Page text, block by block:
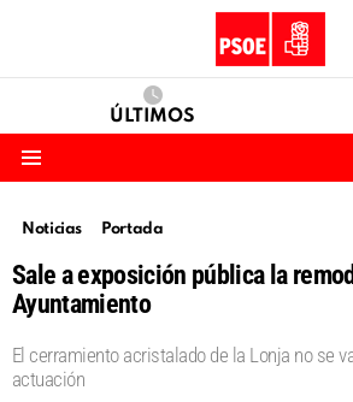
ÚLTIMOS
Noticias Portada
Sale a exposición pública la
Ayuntamiento
El cerramiento acristalado de la Lonja no se
actuación